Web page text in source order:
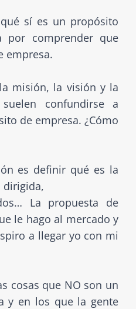
sí es un propósito
por comprender que
empresa.
misión, la visión y la
confundirse a
de empresa. ¿Cómo
es definir qué es la
dirigida,
La propuesta de
le hago al mercado y
a llegar yo con mi
cosas que NO son un
y en los que la gente